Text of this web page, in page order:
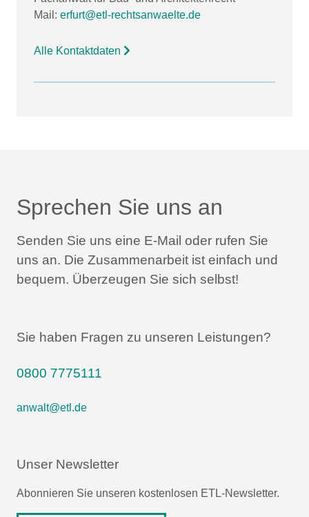
Mail: erfurt@etl-rechtsanwaelte.de
Alle Kontaktdaten
Sprechen Sie uns an
Senden Sie uns eine E-Mail oder rufen Sie
uns an. Die Zusammenarbeit ist einfach und
bequem. Überzeugen Sie sich selbst!
Sie haben Fragen zu unseren Leistungen?
0800 7775111
anwalt@etl.de
Unser Newsletter
Abonnieren Sie unseren kostenlosen ETL-Newsletter.